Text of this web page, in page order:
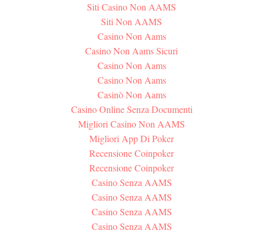
Siti Casino Non AAMS
Siti Non AAMS
Casino Non Aams
Casino Non Aams Sicuri
Casino Non Aams
Casino Non Aams
Casinò Non Aams
Casino Online Senza Documenti
Migliori Casino Non AAMS
Migliori App Di Poker
Recensione Coinpoker
Recensione Coinpoker
Casino Senza AAMS
Casino Senza AAMS
Casino Senza AAMS
Casino Senza AAMS